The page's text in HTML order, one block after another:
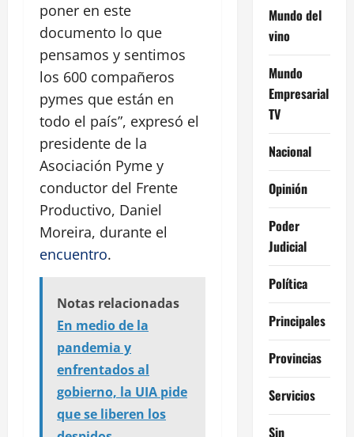
poner en este
documento lo que
pensamos y sentimos
los 600 compañeros
pymes que están en
todo el país”, expresó el
presidente de la
Asociación Pyme y
conductor del Frente
Productivo, Daniel
Moreira, durante el
encuentro.
Notas relacionadas
En medio de la
pandemia y
enfrentados al
gobierno, la UIA pide
que se liberen los
Mundo del
vino
Mundo
Empresarial
TV
Nacional
Opinión
Poder
Judicial
Política
Principales
Provincias
Servicios
Sin